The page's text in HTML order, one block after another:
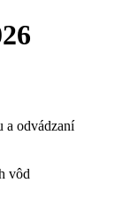
a odvádzaní
vôd